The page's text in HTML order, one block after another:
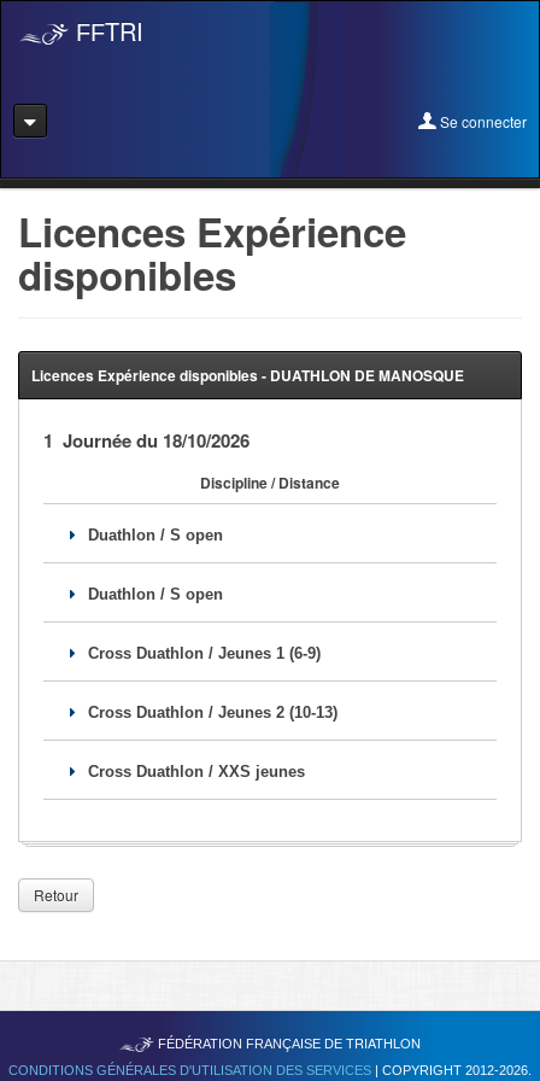
FFTRI
Se connecter
Pass Rentrée Bougez/Club
Se former
FAQ
Licences Expérience
disponibles
Licences Expérience disponibles - DUATHLON DE MANOSQUE
1 Journée du 18/10/2026
Discipline / Distance
Duathlon / S open
Duathlon / S open
Cross Duathlon / Jeunes 1 (6-9)
Cross Duathlon / Jeunes 2 (10-13)
Cross Duathlon / XXS jeunes
Retour
FÉDÉRATION FRANÇAISE DE TRIATHLON
CONDITIONS GÉNÉRALES D'UTILISATION DES SERVICES | COPYRIGHT 2012-2026.